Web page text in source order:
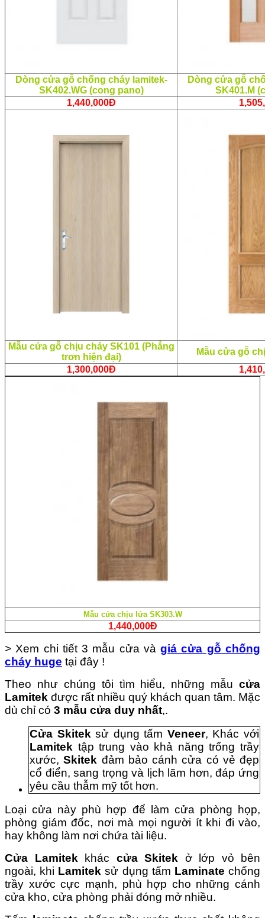
Dòng cửa gỗ chống cháy lamitek-
SK402.WG (cong pano)
Dòng cửa gỗ
SK401.M
1,440,000Đ
Mẫu cửa gỗ chịu cháy SK101 (Phẳng
trơn hiện đại)
Mẫu cửa gỗ
1,300,000Đ
Mẫu cửa chịu lửa SK303.W
1,440,000Đ
> Xem chi tiết 3 mẫu cửa vàgiá cửa gỗ chống
cháy huge tại đây !
Theo như chúng tôi tìm hiểu, những mẫu cửa
Lamitek được rất nhiều quý khách quan tâm. Mặc
dù chỉ có 3 mẫu cửa duy nhất,.
Cửa Skitek sử dụng tấm Veneer, Khác với
Lamitek tập trung vào khả năng trống trầy
xước,Skitek đảm bảo cánh cửa có vẻ đẹp
cổ điển, sang trọng và lịch lãm hơn, đáp ứng
yêu cầu thẫm mỹ tốt hơn.
Loại cửa này phù hợp để làm cửa phòng họp,
phòng giám đốc, nơi mà mọi người ít khi đi vào,
hay không làm nơi chứa tài liệu.
Cửa Lamitek khác cửa Skitek ở lớp vỏ bên
ngoài, khi Lamitek sử dụng tấm Laminate chống
trầy xước cực mạnh, phù hợp cho những cánh
cửa kho, cửa phòng phải đóng mở nhiều.